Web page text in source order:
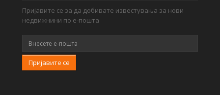
Пријавите се за да добивате известувања за нови
недвижнини по е-пошта
Пријавите се